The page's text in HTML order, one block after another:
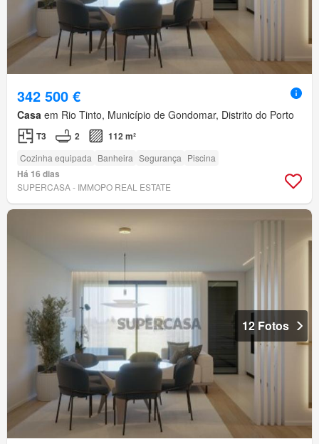
342 500 €
Casa em Rio Tinto, Município de Gondomar, Distrito do Porto
T3 2 112 m²
Cozinha equipada Banheira Segurança Piscina
Há 16 dias
SUPERCASA - IMMOPO REAL ESTATE
12 Fotos